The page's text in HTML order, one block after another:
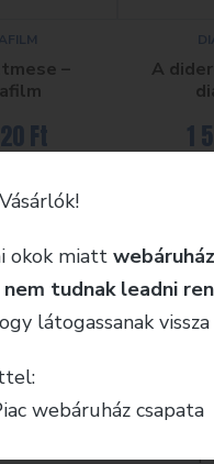
–
Ft
A
1
KISZÁLLÍTÁS
szállítja a
termékünkre 30
okok miatt
tudnak leadni
látogassanak
webáruház csapata